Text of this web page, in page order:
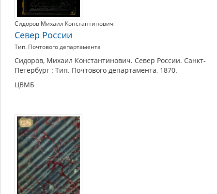
Сидоров Михаил Константинович
Север России
Тип. Почтового департамента
Сидоров, Михаил Константинович. Север России. Санкт-
Петербург : Тип. Почтового департамента, 1870.
ЦВМБ